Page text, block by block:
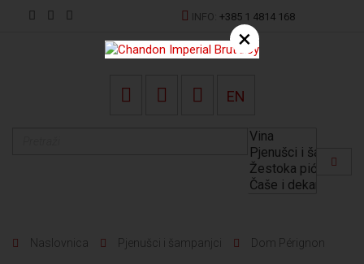
INFO:+385 1 4814 168
EN
Naslovnica Pjenušci i šampanjci Dom Pérignon
×